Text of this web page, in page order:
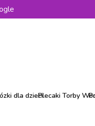
dla dzieciPlecaki Torby